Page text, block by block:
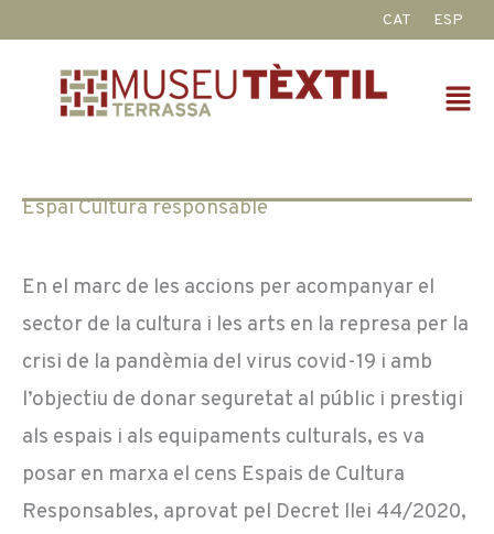
contingut
CAT ESP
Espai Cultura responsable
En el marc de les accions per acompanyar el
sector de la cultura i les arts en la represa per la
crisi de la pandèmia del virus covid-19 i amb
l’objectiu de donar seguretat al públic i prestigi
als espais i als equipaments culturals, es va
posar en marxa el cens Espais de Cultura
Responsables, aprovat pel Decret llei 44/2020,